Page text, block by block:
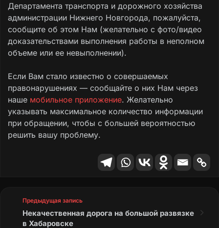
По информации, предоставленной ПАО
«Ростелеком», остановочный павильон
«Стадион Полет» отключен от
электропитания в связи с неисправностями
в работе оборудования. В настоящее время
После устранения всех недостатков
остановочный павильон будет подключен к
электропитанию.
Информацию о недостатках в работе
остановочных павильонов «Умная
остановка» и свои предложения граждане
могут направить на телефон технической
улица Большая Покровская, д. 56, г. Нижний
Новгород, 603000.
Департамента транспорта и дорожного хозяйства
администрации Нижнего Новгорода, пожалуйста,
сообщите об этом Нам (желательно с фото/видео
доказательствами выполнения работы в неполном
объеме или ее невыполнении).
Если Вам стало известно о совершаемых
правонарушениях — сообщайте о них Нам через
наше мобильное приложение. Желательно
указывать максимальное количество информации
при обращении, чтобы с большей вероятностью
решить вашу проблему.
Предыдущая запись
Некачественная дорога на большой развязке
в Хабаровске